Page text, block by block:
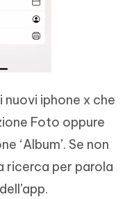
iphone x che
Foto oppure
‘Album’. Se non
ricerca per parola